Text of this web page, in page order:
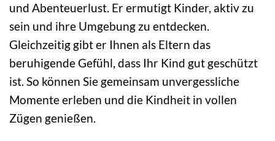
und Abenteuerlust. Er ermutigt Kinder, aktiv zu
sein und ihre Umgebung zu entdecken.
Gleichzeitig gibt er Ihnen als Eltern das
beruhigende Gefühl, dass Ihr Kind gut geschützt
ist. So können Sie gemeinsam unvergessliche
Momente erleben und die Kindheit in vollen
Zügen genießen.